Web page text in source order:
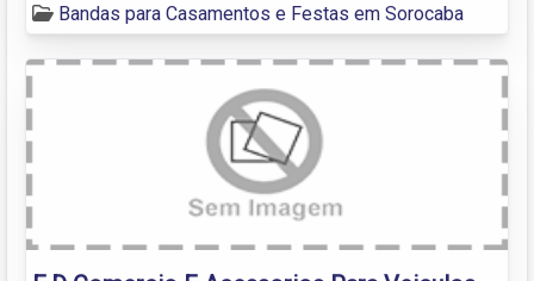
Bandas para Casamentos e Festas em Sorocaba